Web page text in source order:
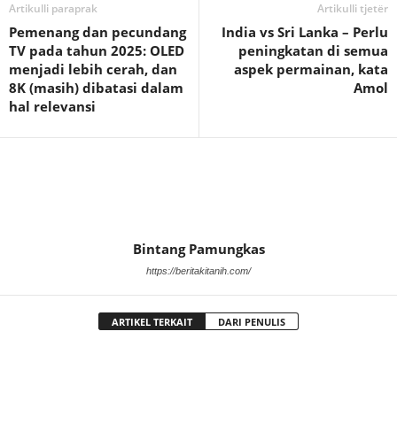
Artikulli paraprak
Pemenang dan pecundang
TV pada tahun 2025: OLED
menjadi lebih cerah, dan
8K (masih) dibatasi dalam
hal relevansi
Artikulli tjetër
India vs Sri Lanka – Perlu
peningkatan di semua
aspek permainan, kata
Amol
Bintang Pamungkas
https://beritakitanih.com/
ARTIKEL TERKAIT DARI PENULIS